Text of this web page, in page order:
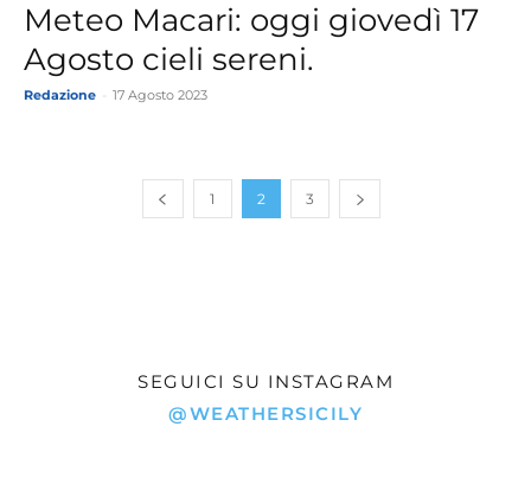
Meteo Macari: oggi giovedì 17
Agosto cieli sereni.
Redazione 17 Agosto 2023
1 2 3
SEGUICI SU INSTAGRAM
@WEATHERSICILY